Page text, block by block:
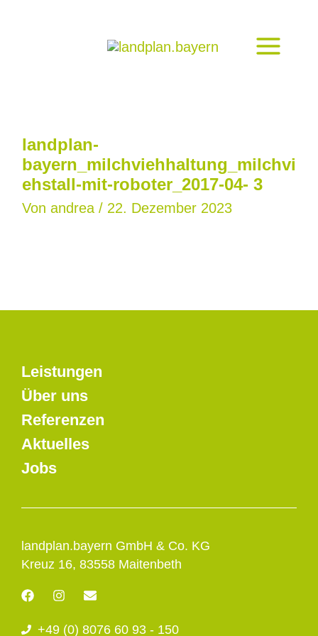
landplan-
bayern_milchviehhaltung_milchvi
ehstall-mit-roboter_2017-04- 3
Von andrea / 22. Dezember 2023
landplan.bayern GmbH & Co. KG
Kreuz 16, 83558 Maitenbeth
F
a
e
I
t
E
e
+49 (0) 8076 60 93 - 150
Leistungen
Über uns
Referenzen
Aktuelles
Jobs